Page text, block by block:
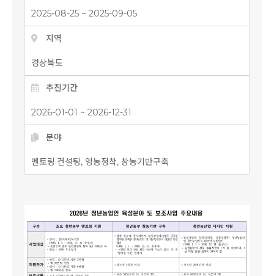
2025-08-25 ~ 2025-09-05
지역
경상북도
추진기간
2026-01-01 ~ 2026-12-31
분야
멘토링·컨설팅, 영농정착, 창농기반구축